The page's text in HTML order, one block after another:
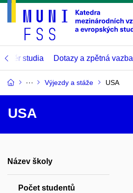
Závěr studia Dotazy a zpětná vazba
Výjezdy a stáže USA
USA
Název školy
Počet studentů